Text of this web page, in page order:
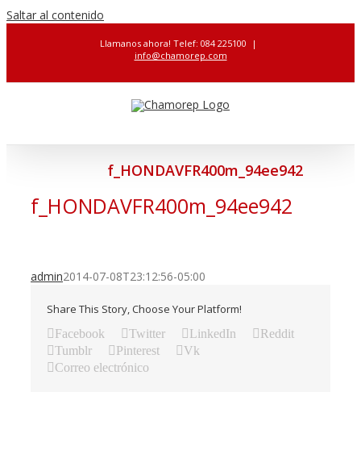
Saltar al contenido
Llamanos ahora! Telef: 084 225100
|
info@chamorep.com
f_HONDAVFR400m_94ee942
f_HONDAVFR400m_94ee942
admin2014-07-08T23:12:56-05:00
Share This Story, Choose Your Platform!
Facebook Twitter LinkedIn
Reddit
Tumblr
Pinterest
Vk
Correo electrónico